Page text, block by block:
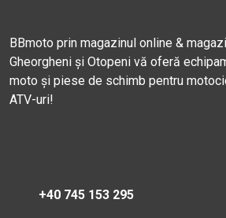
BBmoto prin magazinul online &
Gheorgheni și Otopeni vă oferă
moto și piese de schimb pentru
ATV-uri!
+40 745 153 295